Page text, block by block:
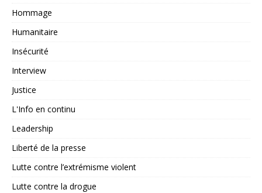
Hommage
Humanitaire
Insécurité
Interview
Justice
L'Info en continu
Leadership
Liberté de la presse
Lutte contre l’extrémisme violent
Lutte contre la drogue